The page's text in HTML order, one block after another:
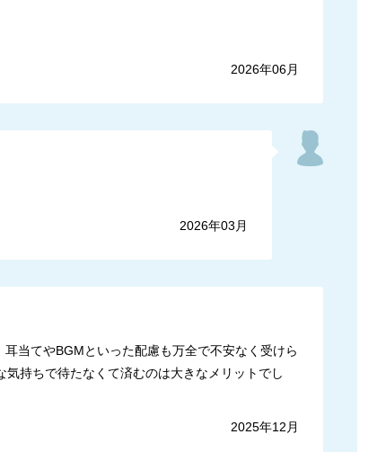
2026年06月
2026年03月
当てやBGMといった配慮も万全で不安なく受けら
持ちで待たなくて済むのは大きなメリットでし
2025年12月